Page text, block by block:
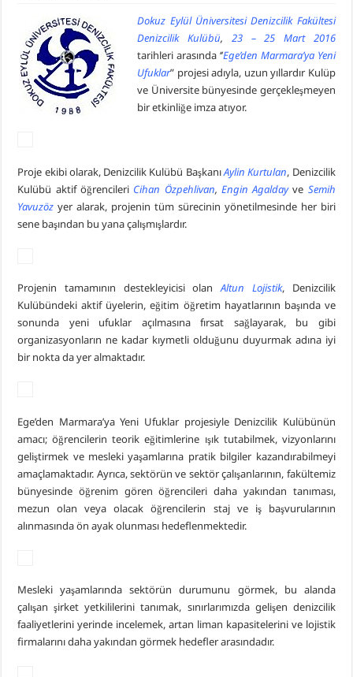
Dokuz Eylül Üniversitesi Denizcilik Fakültesi
Denizcilik Kulübü, 23 – 25 Mart 2016
tarihleri arasında ‘’Ege’den Marmara’ya Yeni
Ufuklar” projesi adıyla, uzun yıllardır Kulüp
ve Üniversite bünyesinde gerçekleşmeyen
bir etkinliğe imza atıyor.
Proje ekibi olarak, Denizcilik Kulübü BaşkanıAylin Kurtulan, Denizcilik
Kulübü aktif öğrencileri Cihan Özpehlivan, Engin Agaldayve Semih
Yavuzöz yer alarak, projenin tüm sürecinin yönetilmesinde her biri
sene başından bu yana çalışmışlardır.
Projenin tamamının destekleyicisi olanAltun Lojistik, Denizcilik
Kulübündeki aktif üyelerin, eğitim öğretim hayatlarının başında ve
sonunda yeni ufuklar açılmasına fırsat sağlayarak, bu gibi
organizasyonların ne kadar kıymetli olduğunu duyurmak adına iyi
bir nokta da yer almaktadır.
Ege’den Marmara’ya Yeni Ufuklar projesiyle Denizcilik Kulübünün
amacı; öğrencilerin teorik eğitimlerine ışık tutabilmek, vizyonlarını
geliştirmek ve mesleki yaşamlarına pratik bilgiler kazandırabilmeyi
amaçlamaktadır. Ayrıca, sektörün ve sektör çalışanlarının, fakültemiz
bünyesinde öğrenim gören öğrencileri daha yakından tanıması,
mezun olan veya olacak öğrencilerin staj ve iş başvurularının
alınmasında ön ayak olunması hedeflenmektedir.
Mesleki yaşamlarında sektörün durumunu görmek, bu alanda
çalışan şirket yetkililerini tanımak, sınırlarımızda gelişen denizcilik
faaliyetlerini yerinde incelemek, artan liman kapasitelerini ve lojistik
firmalarını daha yakından görmek hedefler arasındadır.